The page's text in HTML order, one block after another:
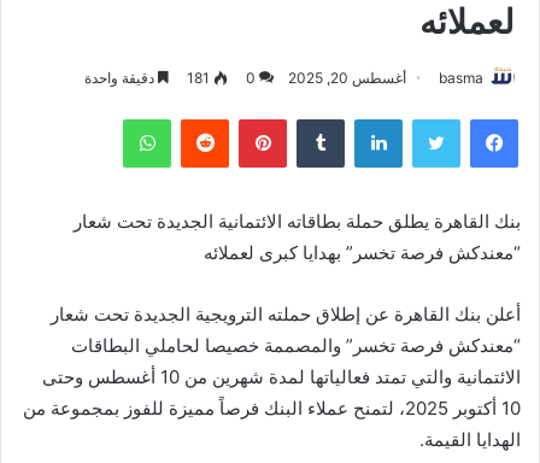
لعملائه
basma أغسطس 20, 2025 0
181 دقيقة واحدة
فيسبوك تويتر لينكدإن بينتيريست واتساب
بنك القاهرة يطلق حملة بطاقاته الائتمانية الجديدة تحت شعار
“معندكش فرصة تخسر” بهدايا كبرى لعملائه
أعلن بنك القاهرة عن إطلاق حملته الترويجية الجديدة تحت شعار
“معندكش فرصة تخسر” والمصممة خصيصا لحاملي البطاقات
الائتمانية والتي تمتد فعالياتها لمدة شهرين من 10 أغسطس وحتى
10 أكتوبر 2025، لتمنح عملاء البنك فرصاً مميزة للفوز بمجموعة من
الهدايا القيمة.